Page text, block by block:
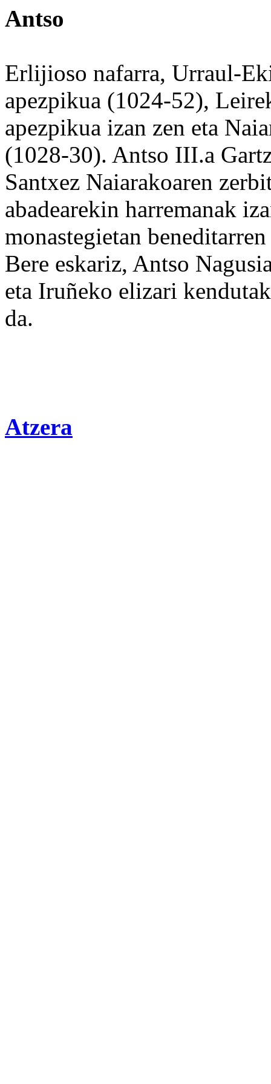
Antso
Erlijioso nafarra, Urraul-
apezpikua (1024-52),
apezpikua izan zen eta
(1028-30). Antso III.a
Santxez Naiarakoaren
abadearekin harremanak
monastegietan
Bere eskariz, Antso
eta Iruñeko elizari
da.
Atzera